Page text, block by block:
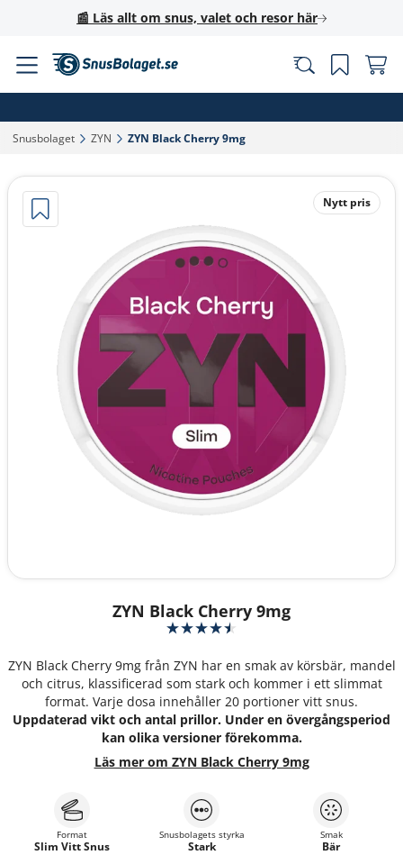
📰 Läs allt om snus, valet och resor här
Snusbolaget‎ ZYN‎ ZYN Black Cherry 9mg‎
Nytt pris
ZYN Black Cherry 9mg
ZYN Black Cherry 9mg från ZYN har en smak av körsbär, mandel
och citrus, klassificerad som stark och kommer i ett slimmat
format. Varje dosa innehåller 20 portioner vitt snus.
Uppdaterad vikt och antal prillor. Under en övergångsperiod
kan olika versioner förekomma.
Läs mer om ZYN Black Cherry 9mg
Format
Slim Vitt Snus
Snusbolagets styrka
Stark
Smak
Bär